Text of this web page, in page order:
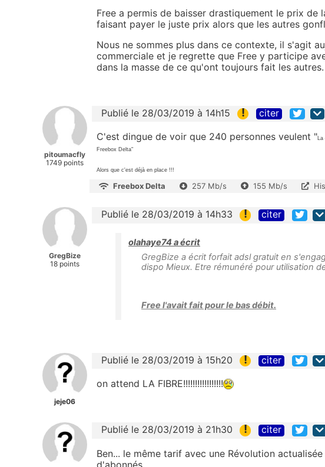
Free a permis de baisser drastiquement le prix de
faisant payer le juste prix alors que les autres
Nous ne sommes plus dans ce contexte, il s'agit
commerciale et je regrette que Free y participe
dans la masse de ce qu'ont toujours fait les autres.
pitoumacfly
1749 points
Publié le 28/03/2019 à 14h15 ! citer
C'est dingue de voir que 240 personnes veulent "La
Freebox Delta"
Alors que c'est déjà en place !!!
Freebox Delta 257 Mb/s 155 Mb/s
GregBize
18 points
Publié le 28/03/2019 à 14h33 ! citer
olahaye74 a écrit
GregBize a écrit forfait adsl gratuit en
dispo Mieux. Etre rémunéré pour utilisation
Free l'avait fait pour le bas débit.
jeje06
Publié le 28/03/2019 à 15h20 ! citer
on attend LA FIBRE!!!!!!!!!!!!!!!!!
Publié le 28/03/2019 à 21h30 ! citer
Ben... le même tarif avec une Révolution
d'abonnés.